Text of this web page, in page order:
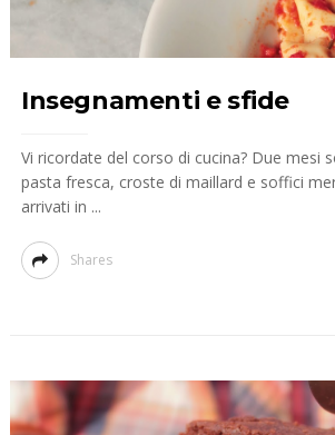
Insegnamenti e sfide
Vi ricordate del corso di cucina? Due mesi
pasta fresca, croste di maillard e soffici
arrivati in ...
Shares